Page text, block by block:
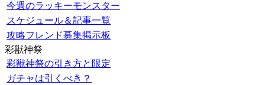
今週のラッキーモンスター
スケジュール＆記事一覧
攻略フレンド募集掲示板
彩獣神祭
彩獣神祭の引き方と限定
ガチャは引くべき？